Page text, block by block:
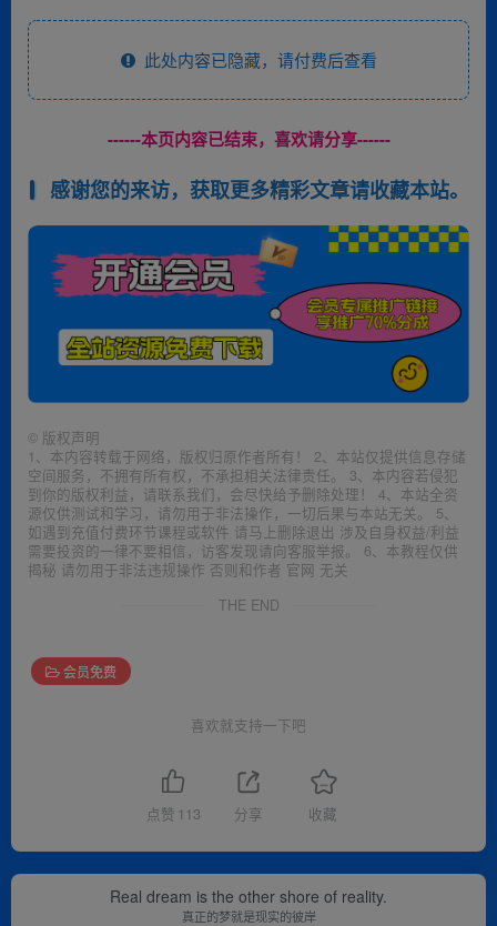
此处内容已隐藏，请付费后查看
------本页内容已结束，喜欢请分享------
感谢您的来访，获取更多精彩文章请收藏本站。
© 版权声明
1、本内容转载于网络，版权归原作者所有！ 2、本站仅提供信息存储
空间服务，不拥有所有权，不承担相关法律责任。 3、本内容若侵犯
到你的版权利益，请联系我们，会尽快给予删除处理！ 4、本站全资
源仅供测试和学习，请勿用于非法操作，一切后果与本站无关。 5、
如遇到充值付费环节课程或软件 请马上删除退出 涉及自身权益/利益
需要投资的一律不要相信，访客发现请向客服举报。 6、本教程仅供
揭秘 请勿用于非法违规操作 否则和作者 官网 无关
THE END
会员免费
喜欢就支持一下吧
点赞 113 分享 收藏
Real dream is the other shore of reality.
真正的梦就是现实的彼岸